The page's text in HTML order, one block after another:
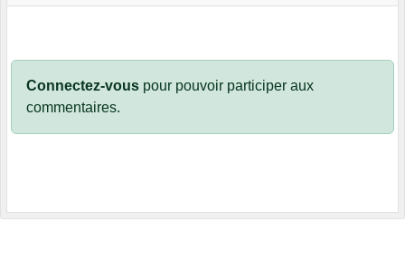
Connectez-vous pour pouvoir participer aux
commentaires.